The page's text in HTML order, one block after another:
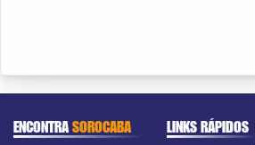
ENCONTRASOROCABA LINKS RÁPIDOS